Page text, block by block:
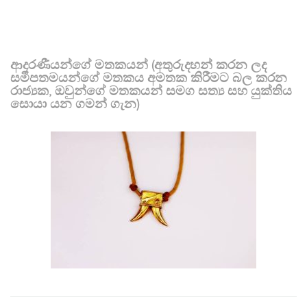
ආදරණීයන්ගේ මතකයන් (අතුරුදහන් කරන ලද
සමීපතමයන්ගේ මතකය අමතක කිරීමට බල කරන
රාජ්‍යක, ඔවුන්ගේ මතකයන් සමග සත්‍ය සහ යුක්තිය
සොයා යන ගමන් ගැන)